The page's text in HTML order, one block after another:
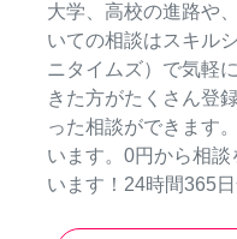
大学、高校の進路や
いての相談はスキル
ニタイムズ）で気軽
きた方がたくさん登
った相談ができます
います。0円から相
います！24時間365